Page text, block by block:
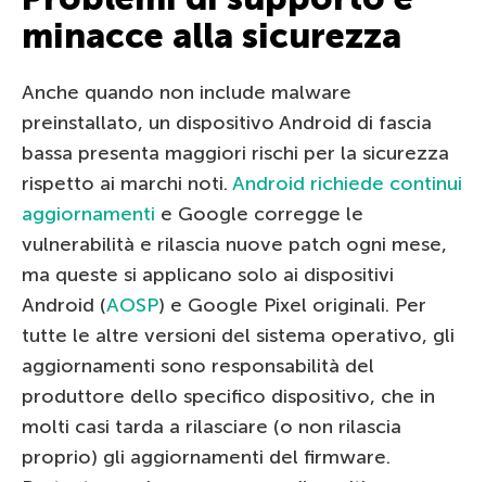
minacce alla sicurezza
Anche quando non include malware
preinstallato, un dispositivo Android di fascia
bassa presenta maggiori rischi per la sicurezza
rispetto ai marchi noti. Android richiede continui
aggiornamenti e Google corregge le
vulnerabilità e rilascia nuove patch ogni mese,
ma queste si applicano solo ai dispositivi
Android (AOSP) e Google Pixel originali. Per
tutte le altre versioni del sistema operativo, gli
aggiornamenti sono responsabilità del
produttore dello specifico dispositivo, che in
molti casi tarda a rilasciare (o non rilascia
proprio) gli aggiornamenti del firmware.